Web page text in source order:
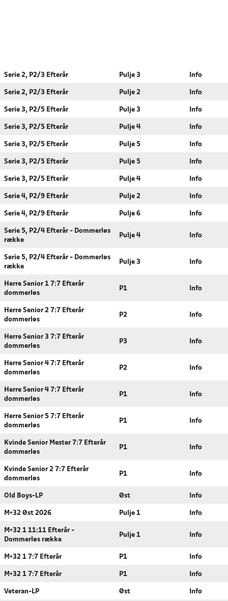
Serie 2, P2/3 Efterår Pulje 3 Info
Serie 2, P2/3 Efterår Pulje 2 Info
Serie 3, P2/5 Efterår Pulje 3 Info
Serie 3, P2/5 Efterår Pulje 4 Info
Serie 3, P2/5 Efterår Pulje 5 Info
Serie 3, P2/5 Efterår Pulje 5 Info
Serie 3, P2/5 Efterår Pulje 4 Info
Serie 4, P2/9 Efterår Pulje 2 Info
Serie 4, P2/9 Efterår Pulje 6 Info
Serie 5, P2/4 Efterår - Dommerløs
række
Pulje 4 Info
Serie 5, P2/4 Efterår - Dommerløs
række
Pulje 3 Info
Herre Senior 1 7:7 Efterår
dommerløs
P1 Info
Herre Senior 2 7:7 Efterår
dommerløs
P2 Info
Herre Senior 3 7:7 Efterår
dommerløs
P3 Info
Herre Senior 4 7:7 Efterår
dommerløs
P2 Info
Herre Senior 4 7:7 Efterår
dommerløs
P1 Info
Herre Senior 5 7:7 Efterår
dommerløs
P1 Info
Kvinde Senior Mester 7:7 Efterår
dommerløs
P1 Info
Kvinde Senior 2 7:7 Efterår
dommerløs
P1 Info
Old Boys-LP Øst Info
M+32 Øst 2026 Pulje 1 Info
M+32 1 11:11 Efterår -
Dommerløs række
Pulje 1 Info
M+32 1 7:7 Efterår P1 Info
M+32 1 7:7 Efterår P1 Info
Veteran-LP Øst Info